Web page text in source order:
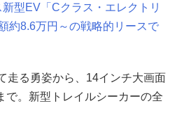
新型EV「Cクラス・エレクトリ
約8.6万円～の戦略的リースで
走る勇姿から、14インチ大画面
で。新型トレイルシーカーの全